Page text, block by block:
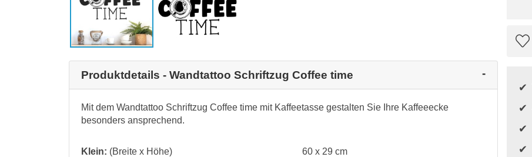
Produktdetails - Wandtattoo Schriftzug Coffee time
Mit dem Wandtattoo Schriftzug Coffee time mit Kaffeetasse gestalten Sie Ihre Kaffeeecke
besonders ansprechend.
Klein: (Breite x Höhe) 60 x 29 cm